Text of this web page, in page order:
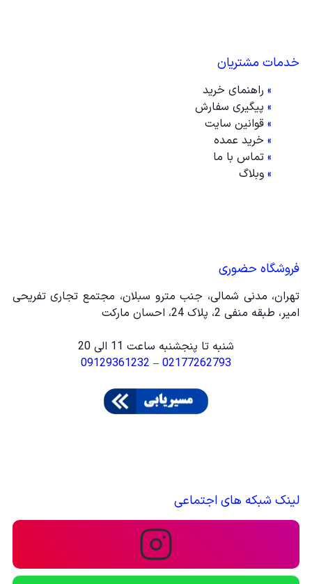
خدمات مشتریان
» راهنمای خرید
» پیگیری سفارش
» قوانین سایت
» خرید عمده
» تماس با ما
» وبلاگ
فروشگاه حضوری
تهران، مدنی شمالی، جنب مترو سبلان، مجتمع تجاری تفریحی
امیر، طبقه منفی 2، پلاک 24، احسان مارکت
شنبه تا پنجشنبه ساعت 11 الی 20
02177262793
–
09129361232
لینک شبکه های اجتماعی